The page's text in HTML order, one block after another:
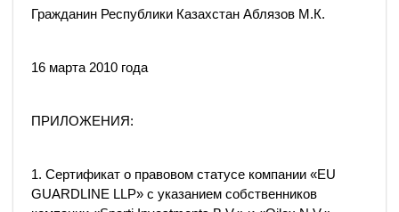
Гражданин Республики Казахстан Аблязов М.К.
16 марта 2010 года
ПРИЛОЖЕНИЯ:
1. Сертификат о правовом статусе компании «EU
GUARDLINE LLP» с указанием собственников